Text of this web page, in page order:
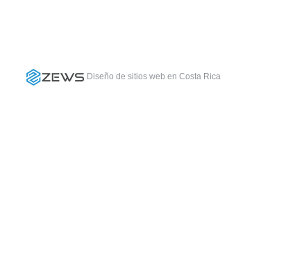
Diseño de sitios web en Costa Rica